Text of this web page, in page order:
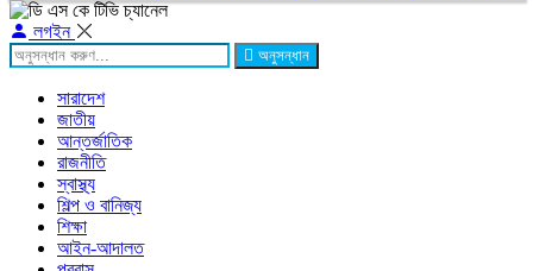
লগইন
অনুসন্ধান
সারাদেশ
জাতীয়
আন্তর্জাতিক
রাজনীতি
স্বাস্থ্য
শিল্প ও বানিজ্য
শিক্ষা
আইন-আদালত